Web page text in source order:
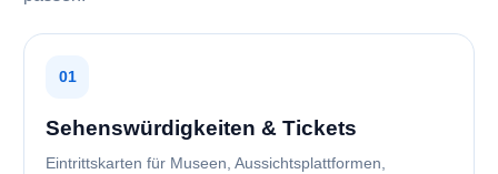
01
Sehenswürdigkeiten & Tickets
Eintrittskarten für Museen, Aussichtsplattformen,